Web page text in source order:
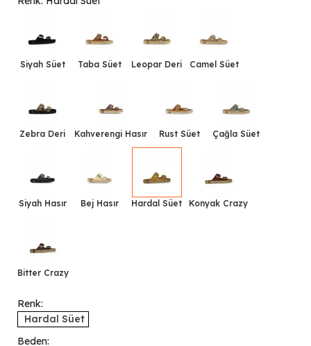
Siyah Süet Taba Süet Leopar Deri Camel Süet
Zebra Deri Kahverengi Hasır Rust Süet Çağla Süet
Siyah Hasır Bej Hasır Hardal Süet Konyak Crazy
Bitter Crazy
Renk:
Hardal Süet
Beden: